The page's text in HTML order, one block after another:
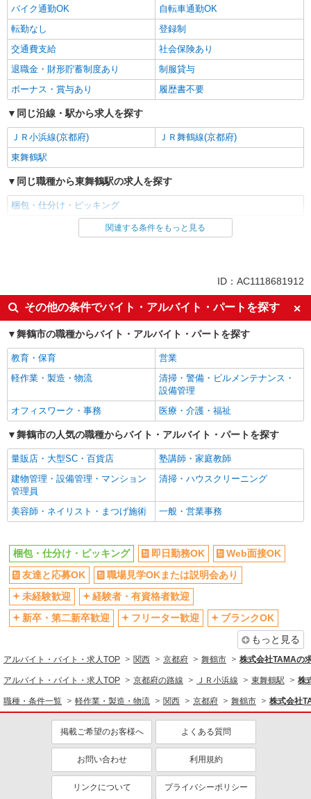
バイク通勤OK
自転車通勤OK
転勤なし
登録制
交通費支給
社会保険あり
退職金・財形貯蓄制度あり
制服貸与
ボーナス・賞与あり
履歴書不要
同じ沿線・駅から求人を探す
ＪＲ小浜線(京都府)
ＪＲ舞鶴線(京都府)
東舞鶴駅
同じ職種から東舞鶴駅の求人を探す
梱包・仕分け・ピッキング
同じ雇用形態から東舞鶴駅の求人を探す
即日勤務OK
Web面接OK
友達と応募OK
職場見学OKまたは説明会あり
未経験歓迎
経験者・有資格者歓迎
新卒・第二新卒歓迎
フリーター歓迎
ブランクOK
ミドル（40代～）活躍中
エルダー（50代～）活躍中
シニア（60代～）活躍中
週払い
給与前払いOK
土日祝休み
平日のみ勤務OK
フルタイム歓迎
髪型・髪色自由
禁煙・分煙
食堂・売店あり
上場企業・上場企業のグループ会
社
車通勤OK
転勤なし
登録制
交通費支給
社会保険あり
退職金・財形貯蓄制度あり
制服貸与
ボーナス・賞与あり
履歴書不要
軽作業・製造・物流
梱包・仕分け・ピッキング
同じ特徴から求人を探す
ミドル（40代～）活躍中
上場企業・上場企業のグループ会
交通費支給
関連する条件をもっと見る
ID：AC1118681912
その他の条件でバイト・アルバイト・パートを探す
舞鶴市の職種からバイト・アルバイト・パートを探す
教育・保育
営業
軽作業・製造・物流
清掃・警備・ビルメンテナンス・
設備管理
オフィスワーク・事務
医療・介護・福祉
舞鶴市の人気の職種からバイト・アルバイト・パートを探す
量販店・大型SC・百貨店
塾講師・家庭教師
建物管理・設備管理・マンション
管理員
清掃・ハウスクリーニング
美容師・ネイリスト・まつげ施術 一般・営業事務
梱包・仕分け・ピッキング 即日勤務OK
Web面接OK
友達と応募OK
職場見学OKまたは説明会あり
未経験歓迎
経験者・有資格者歓迎
新卒・第二新卒歓迎
フリーター歓迎
ブランクOK
もっと見る
アルバイト・バイト・求人TOP 関西 京都府 舞鶴市 株式会社TAMAの
アルバイト・バイト・求人TOP 京都府の路線 ＪＲ小浜線 東舞鶴駅 株
職種・条件一覧 軽作業・製造・物流 関西 京都府 舞鶴市 株式会社
掲載ご希望のお客様へ よくある質問
お問い合わせ 利用規約
リンクについて プライバシーポリシー